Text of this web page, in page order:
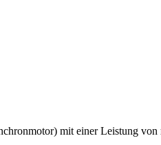
mit einer Leistung